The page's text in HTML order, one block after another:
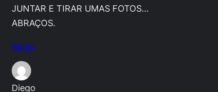
JUNTAR E TIRAR UMAS FOTOS…
ABRAÇOS.
Reply
Diego